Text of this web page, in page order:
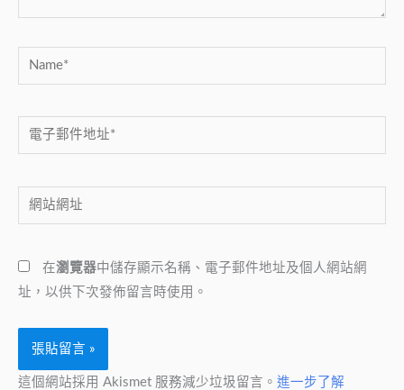
Name*
電
子
件
地
*
網
站
址
在瀏覽器中儲存顯示名稱、電子郵件地址及個人網站網
址，以供下次發佈留言時使用。
這個網站採用 Akismet 服務減少垃圾留言。 進一步了解